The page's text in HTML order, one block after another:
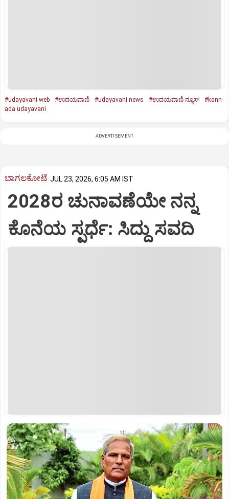
#udayavani web #ಉದಯವಾಣಿ #udayavani news #ಉದಯವಾಣಿ ನ್ಯೂಸ್
#kann
ada udayavani
ADVERTISEMENT
ಬಾಗಲಕೋಟೆ JUL 23, 2026, 6:05 AM IST
2028ರ ಚುನಾವಣೆಯೇ ನನ್ನ
ಕೊನೆಯ ಸ್ಪರ್ಧೆ: ಸಿದ್ದು ಸವದಿ